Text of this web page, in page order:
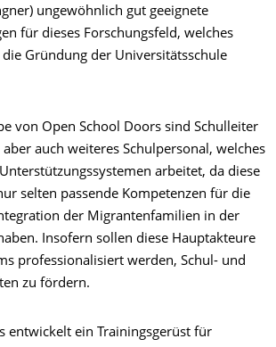
ungewöhnlich gut geeignete
für dieses Forschungsfeld, welches
Gründung der Universitätsschule
von Open School Doors sind Schulleiter
auch weiteres Schulpersonal, welches
arbeitet, da diese
selten passende Kompetenzen für die
der Migrantenfamilien in der
Insofern sollen diese Hauptakteure
professionalisiert werden, Schul- und
zu fördern.
entwickelt ein Trainingsgerüst für